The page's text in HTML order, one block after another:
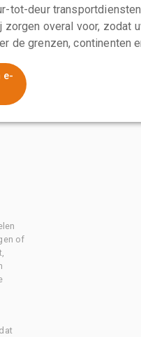
tot-deur
zorgen overal voor, zodat
de grenzen, continenten
e-
of